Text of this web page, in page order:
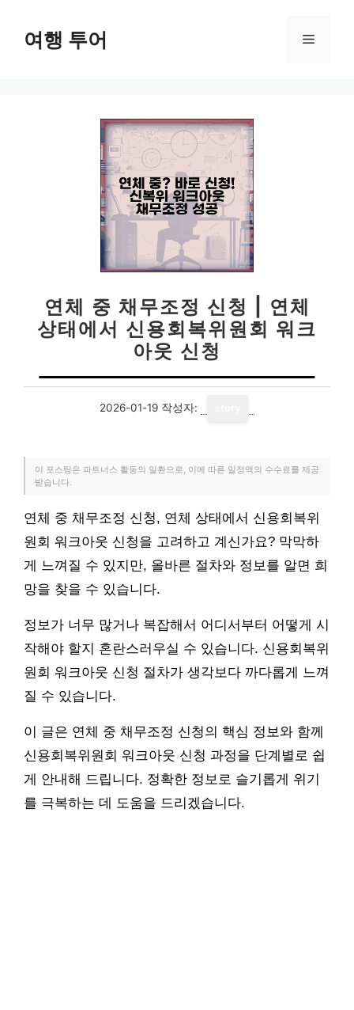
여행 투어 메
연체 중 채무조정 신청 | 연체
상태에서 신용회복위원회 워크
아웃 신청
2026-01-19 작성자:
이 포스팅은 파트너스 활동의 일환으로, 이에 따른 일정액의 수수료를 제공
받습니다.
연체 중 채무조정 신청, 연체 상태에서 신용회복위
원회 워크아웃 신청을 고려하고 계신가요? 막막하
게 느껴질 수 있지만, 올바른 절차와 정보를 알면 희
망을 찾을 수 있습니다.
정보가 너무 많거나 복잡해서 어디서부터 어떻게 시
작해야 할지 혼란스러우실 수 있습니다. 신용회복위
원회 워크아웃 신청 절차가 생각보다 까다롭게 느껴
질 수 있습니다.
이 글은 연체 중 채무조정 신청의 핵심 정보와 함께
신용회복위원회 워크아웃 신청 과정을 단계별로 쉽
게 안내해 드립니다. 정확한 정보로 슬기롭게 위기
를 극복하는 데 도움을 드리겠습니다.